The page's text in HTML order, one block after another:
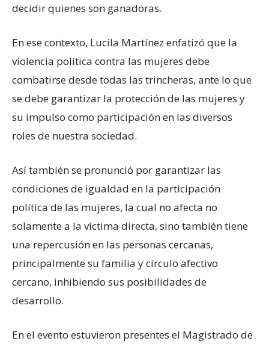
decidir quienes son ganadoras.
En ese contexto, Lucila Martínez enfatizó que la
violencia política contra las mujeres debe
combatirse desde todas las trincheras, ante lo que
se debe garantizar la protección de las mujeres y
su impulso como participación en las diversos
roles de nuestra sociedad.
Así también se pronunció por garantizar las
condiciones de igualdad en la participación
política de las mujeres, la cual no afecta no
solamente a la víctima directa, sino también tiene
una repercusión en las personas cercanas,
principalmente su familia y círculo afectivo
cercano, inhibiendo sus posibilidades de
desarrollo.
En el evento estuvieron presentes el Magistrado de